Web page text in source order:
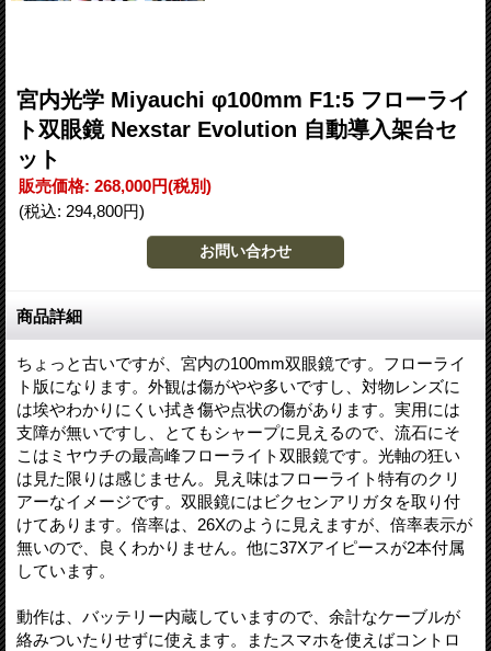
宮内光学 Miyauchi φ100mm F1:5 フローライ
ト双眼鏡 Nexstar Evolution 自動導入架台セ
ット
販売価格: 268,000円(税別)
(税込: 294,800円)
商品詳細
ちょっと古いですが、宮内の100mm双眼鏡です。フローライ
ト版になります。外観は傷がやや多いですし、対物レンズに
は埃やわかりにくい拭き傷や点状の傷があります。実用には
支障が無いですし、とてもシャープに見えるので、流石にそ
こはミヤウチの最高峰フローライト双眼鏡です。光軸の狂い
は見た限りは感じません。見え味はフローライト特有のクリ
アーなイメージです。双眼鏡にはビクセンアリガタを取り付
けてあります。倍率は、26Xのように見えますが、倍率表示が
無いので、良くわかりません。他に37Xアイピースが2本付属
しています。
動作は、バッテリー内蔵していますので、余計なケーブルが
絡みついたりせずに使えます。またスマホを使えばコントロ